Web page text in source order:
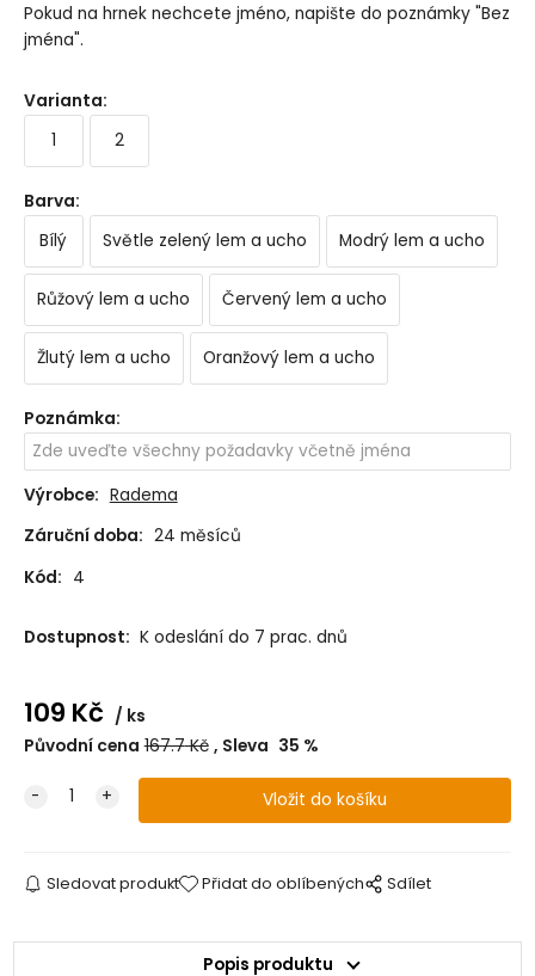
Pokud na hrnek nechcete jméno, napište do poznámky "Bez
jména".
Varianta:
1
2
Barva:
Bílý
Světle zelený lem a ucho Modrý lem a ucho
Růžový lem a ucho Červený lem a ucho
Žlutý lem a ucho Oranžový lem a ucho
Poznámka:
Výrobce: Radema
Záruční doba: 24 měsíců
Kód: 4
Dostupnost: K odeslání do 7 prac. dnů
109 Kč
ks
Původní cena 167.7Kč Sleva 35 %
Sledovat produkt Přidat do oblíbených Sdílet
Popis produktu